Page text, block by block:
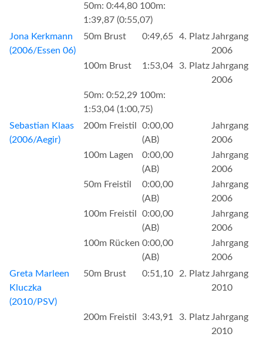
50m: 0:44,80 100m:
1:39,87 (0:55,07)
Jona Kerkmann
(2006/Essen 06)
50m Brust 0:49,65 4. PlatzJahrgang
2006
100m Brust
1:53,04 3. PlatzJahrgang
2006
50m: 0:52,29 100m:
1:53,04 (1:00,75)
Sebastian Klaas
(2006/Aegir)
200m Freistil
0:00,00
(AB)
Jahrgang
2006
100m Lagen
0:00,00
(AB)
Jahrgang
2006
50m Freistil
0:00,00
(AB)
Jahrgang
2006
100m Freistil
0:00,00
(AB)
Jahrgang
2006
100m Rücken 0:00,00
(AB)
Jahrgang
2006
Greta Marleen
Kluczka
(2010/PSV)
50m Brust 0:51,10 2. PlatzJahrgang
2010
200m Freistil 3:43,91 3. PlatzJahrgang
2010